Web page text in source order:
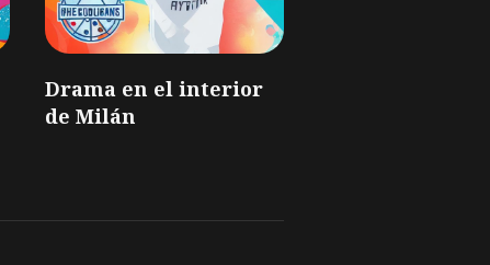
Drama en el interior
de Milán